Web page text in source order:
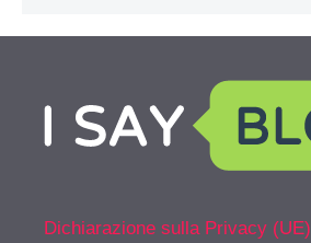
Dichiarazione sulla Privacy (UE)